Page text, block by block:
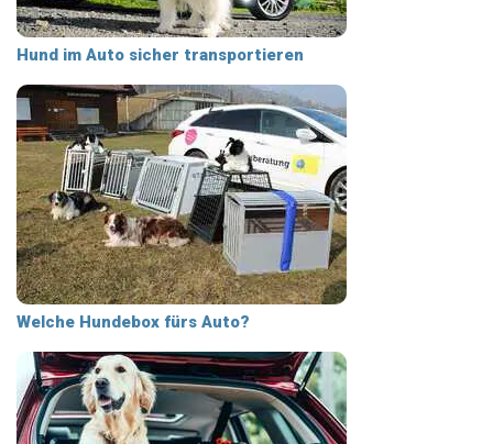
Hund im Auto sicher transportieren
Welche Hundebox fürs Auto?